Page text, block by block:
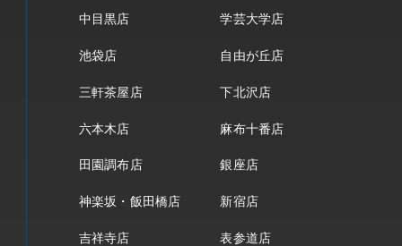
中目黒店 学芸大学店
池袋店 自由が丘店
三軒茶屋店 下北沢店
六本木店 麻布十番店
田園調布店 銀座店
神楽坂・飯田橋店 新宿店
吉祥寺店 表参道店